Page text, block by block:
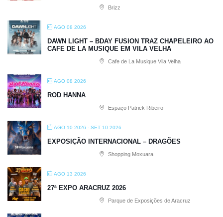
Brizz
AGO 08 2026
DAWN LIGHT – BDAY FUSION TRAZ CHAPELEIRO AO
CAFE DE LA MUSIQUE EM VILA VELHA
Cafe de La Musique Vila Velha
AGO 08 2026
ROD HANNA
Espaço Patrick Ribeiro
AGO 10 2026 - SET 10 2026
EXPOSIÇÃO INTERNACIONAL – DRAGÕES
Shopping Moxuara
AGO 13 2026
27ª EXPO ARACRUZ 2026
Parque de Exposições de Aracruz